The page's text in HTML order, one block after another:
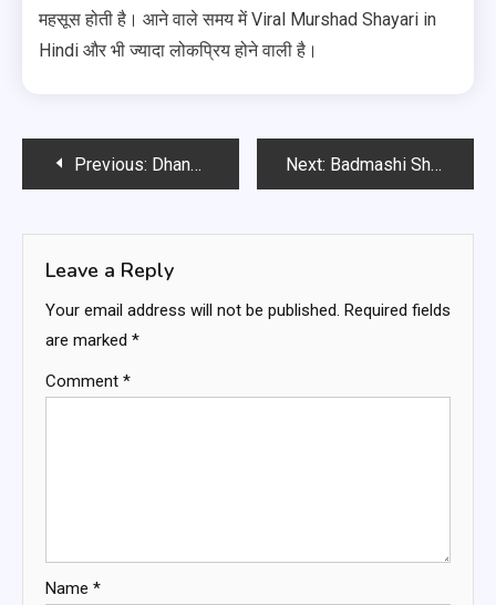
महसूस होती है। आने वाले समय में Viral Murshad Shayari in
Hindi और भी ज्यादा लोकप्रिय होने वाली है।
PostPrevious: Dhanda Nyoliwala Viral Shayari Collection Next: Badmashi Shayari in Hindi
Leave a Reply
Your email address will not be published. Required fields
are marked *
Comment *
Name *